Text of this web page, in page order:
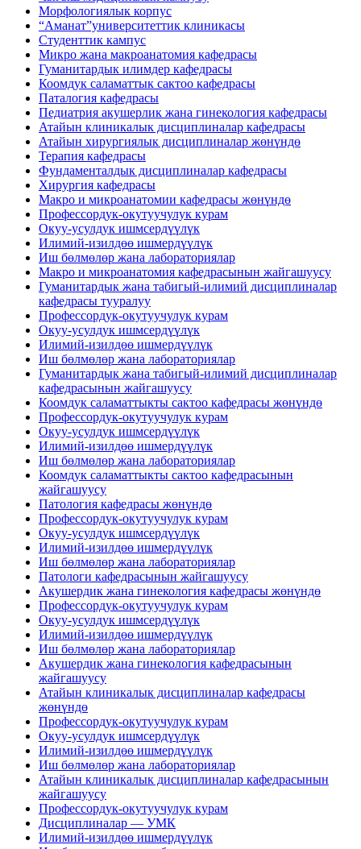
Морфологиялык корпус
“Аманат”университеттик клиникасы
Студенттик кампус
Микро жана макроанатомия кафедрасы
Гуманитардык илимдер кафедрасы
Коомдук саламаттык сактоо кафедрасы
Паталогия кафедрасы
Педиатрия акушерлик жана гинекология кафедрасы
Атайын клиникалык дисциплиналар кафедрасы
Атайын хирургиялык дисциплиналар жөнүндө
Терапия кафедрасы
Фундаменталдык дисциплиналар кафедрасы
Хирургия кафедрасы
Макро и микроанатомии кафедрасы жөнүндө
Профессордук-окутуучулук курам
Окуу-усулдук ишмсердүүлүк
Илимий-изилдөө ишмердүүлүк
Иш бөлмөлөр жана лабораториялар
Макро и микроанатомия кафедрасынын жайгашуусу
Гуманитардык жана табигый-илимий дисциплиналар
кафедрасы тууралуу
Профессордук-окутуучулук курам
Окуу-усулдук ишмсердүүлүк
Илимий-изилдөө ишмердүүлүк
Иш бөлмөлөр жана лабораториялар
Гуманитардык жана табигый-илимий дисциплиналар
кафедрасынын жайгашуусу
Коомдук саламаттыкты сактоо кафедрасы жөнүндө
Профессордук-окутуучулук курам
Окуу-усулдук ишмсердүүлүк
Илимий-изилдөө ишмердүүлүк
Иш бөлмөлөр жана лабораториялар
Коомдук саламаттыкты сактоо кафедрасынын
жайгашуусу
Патология кафедрасы жөнүндө
Профессордук-окутуучулук курам
Окуу-усулдук ишмсердүүлүк
Илимий-изилдөө ишмердүүлүк
Иш бөлмөлөр жана лабораториялар
Патологи кафедрасынын жайгашуусу
Акушердик жана гинекология кафедрасы жөнүндө
Профессордук-окутуучулук курам
Окуу-усулдук ишмсердүүлүк
Илимий-изилдөө ишмердүүлүк
Иш бөлмөлөр жана лабораториялар
Акушердик жана гинекология кафедрасынын
жайгашуусу
Атайын клиникалык дисциплиналар кафедрасы
жөнүндө
Профессордук-окутуучулук курам
Окуу-усулдук ишмсердүүлүк
Илимий-изилдөө ишмердүүлүк
Иш бөлмөлөр жана лабораториялар
Атайын клиникалык дисциплиналар кафедрасынын
жайгашуусу
Профессордук-окутуучулук курам
Дисциплиналар — УМК
Илимий-изилдөө ишмердүүлүк